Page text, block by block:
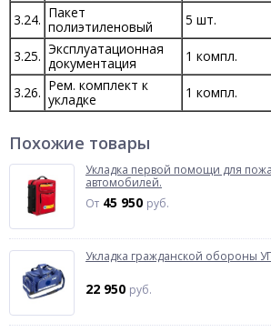
3.24. Пакет
полиэтиленовый
5 шт.
3.25. Эксплуатационная
документация
1 компл.
3.26. Рем. комплект к
укладке
1 компл.
Похожие товары
Укладка первой помощи для
автомобилей.
От 45 950 руб.
Укладка гражданской обороны
22 950 руб.